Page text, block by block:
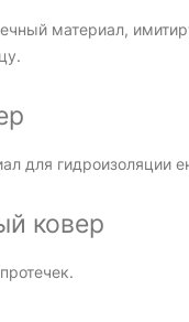
материал,
для гидроизоляции
ковер